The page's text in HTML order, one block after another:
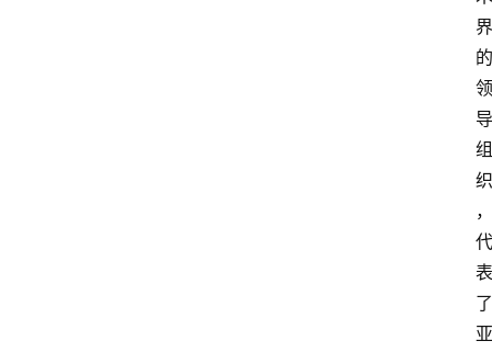
界
的
领
导
组
织
，
代
表
了
亚